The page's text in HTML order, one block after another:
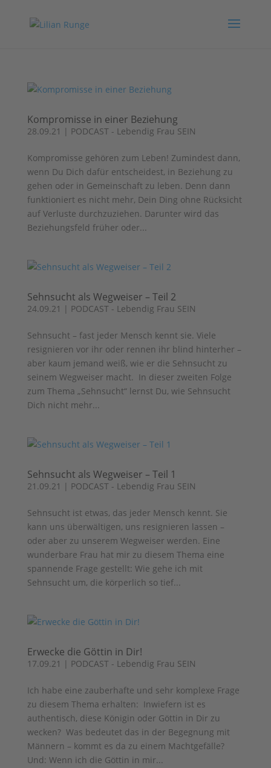
Kompromisse in einer Beziehung
28.09.21 | PODCAST - Lebendig Frau SEIN
Kompromisse gehören zum Leben! Zumindest dann,
wenn Du Dich dafür entscheidest, in Beziehung zu
gehen oder in Gemeinschaft zu leben. Denn dann
funktioniert es nicht mehr, Dein Ding ohne Rücksicht
auf Verluste durchzuziehen. Darunter wird das
Beziehungsfeld früher oder...
Sehnsucht als Wegweiser – Teil 2
24.09.21 | PODCAST - Lebendig Frau SEIN
Sehnsucht – fast jeder Mensch kennt sie. Viele
resignieren vor ihr oder rennen ihr blind hinterher –
aber kaum jemand weiß, wie er die Sehnsucht zu
seinem Wegweiser macht. In dieser zweiten Folge
zum Thema „Sehnsucht“ lernst Du, wie Sehnsucht
Dich nicht mehr...
Sehnsucht als Wegweiser – Teil 1
21.09.21 | PODCAST - Lebendig Frau SEIN
Sehnsucht ist etwas, das jeder Mensch kennt. Sie
kann uns überwältigen, uns resignieren lassen –
oder aber zu unserem Wegweiser werden. Eine
wunderbare Frau hat mir zu diesem Thema eine
spannende Frage gestellt: Wie gehe ich mit
Sehnsucht um, die körperlich so tief...
Erwecke die Göttin in Dir!
17.09.21 | PODCAST - Lebendig Frau SEIN
Ich habe eine zauberhafte und sehr komplexe Frage
zu diesem Thema erhalten: Inwiefern ist es
authentisch, diese Königin oder Göttin in Dir zu
wecken? Was bedeutet das in der Begegnung mit
Männern – kommt es da zu einem Machtgefälle?
Und: Wenn ich die Göttin in mir...